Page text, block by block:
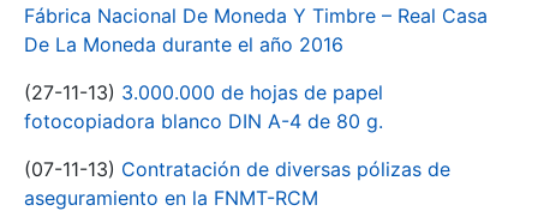
Fábrica Nacional De Moneda Y Timbre – Real Casa
De La Moneda durante el año 2016
(27-11-13) 3.000.000 de hojas de papel
fotocopiadora blanco DIN A-4 de 80 g.
(07-11-13) Contratación de diversas pólizas de
aseguramiento en la FNMT-RCM